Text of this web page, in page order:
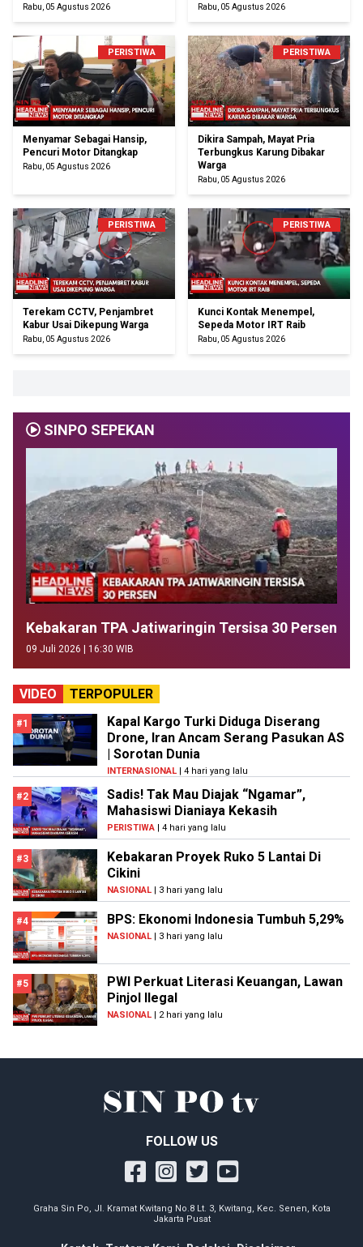
Rabu, 05 Agustus 2026 Rabu, 05 Agustus 2026
PERISTIWA
Menyamar Sebagai Hansip,
Pencuri Motor Ditangkap
Rabu, 05 Agustus 2026
PERISTIWA
Dikira Sampah, Mayat Pria
Terbungkus Karung Dibakar
Warga
Rabu, 05 Agustus 2026
PERISTIWA
Terekam CCTV, Penjambret
Kabur Usai Dikepung Warga
Rabu, 05 Agustus 2026
PERISTIWA
Kunci Kontak Menempel,
Sepeda Motor IRT Raib
Rabu, 05 Agustus 2026
SINPO SEPEKAN
Kebakaran TPA Jatiwaringin Tersisa 30 Persen
09 Juli 2026 | 16:30 WIB
VIDEO TERPOPULER
#1
Kapal Kargo Turki Diduga Diserang
Drone, Iran Ancam Serang Pasukan AS
| Sorotan Dunia
INTERNASIONAL | 4 hari yang lalu
#2
Sadis! Tak Mau Diajak “Ngamar”,
Mahasiswi Dianiaya Kekasih
PERISTIWA | 4 hari yang lalu
#3
Kebakaran Proyek Ruko 5 Lantai Di
Cikini
NASIONAL | 3 hari yang lalu
#4 BPS: Ekonomi Indonesia Tumbuh 5,29%
NASIONAL | 3 hari yang lalu
#5
PWI Perkuat Literasi Keuangan, Lawan
Pinjol Ilegal
NASIONAL | 2 hari yang lalu
FOLLOW US
Graha Sin Po, Jl. Kramat Kwitang No.8 Lt. 3, Kwitang, Kec. Senen, Kota
Jakarta Pusat